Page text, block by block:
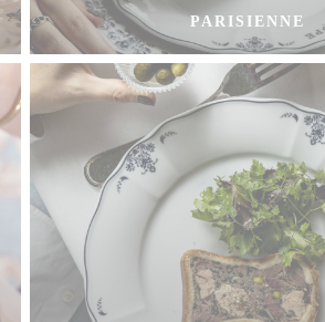
PARISIENNE